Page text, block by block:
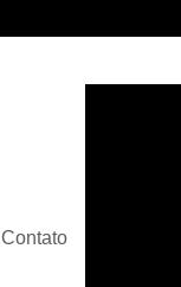
Contato